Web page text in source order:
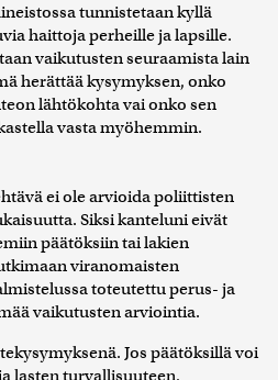
tunnistetaan kyllä
haittoja perheille ja lapsille.
vaikutusten seuraamista lain
herättää kysymyksen, onko
lähtökohta vai onko sen
vasta myöhemmin.
ei ole arvioida poliittisten
Siksi kanteluni eivät
päätöksiin tai lakien
viranomaisten
toteutettu perus- ja
vaikutusten arviointia.
Jos päätöksillä voi
lasten turvallisuuteen,